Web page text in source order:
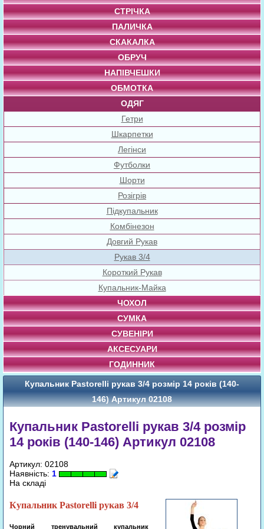
СТРІЧКА
ПАЛИЧКА
СКАКАЛКА
ОБРУЧ
НАПІВЧЕШКИ
ОБМОТКА
ОДЯГ
Гетри
Шкарпетки
Легінси
Футболки
Шорти
Розігрів
Підкупальник
Комбінезон
Довгий Рукав
Рукав 3/4
Короткий Рукав
Купальник-Майка
ЧОХОЛ
СУМКА
СУВЕНІРИ
АКСЕСУАРИ
ГОДИННИК
Купальник Pastorelli рукав 3/4 розмір 14 років (140-
146) Артикул 02108
Купальник Pastorelli рукав 3/4 розмір
14 років (140-146) Артикул 02108
Артикул: 02108
Наявність: 1
На складі
Купальник Pastorelli рукав 3/4
Чорний тренувальний купальник